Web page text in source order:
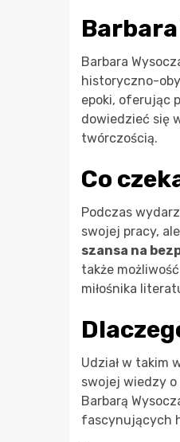
Barbara
historyczno-
epoki, oferując
dowiedzieć się
twórczością.
Co
Podczas
swojej pracy,
szansa na
także
miłośnika
Udział w takim
swojej wiedzy o
Barbarą
fascynujących